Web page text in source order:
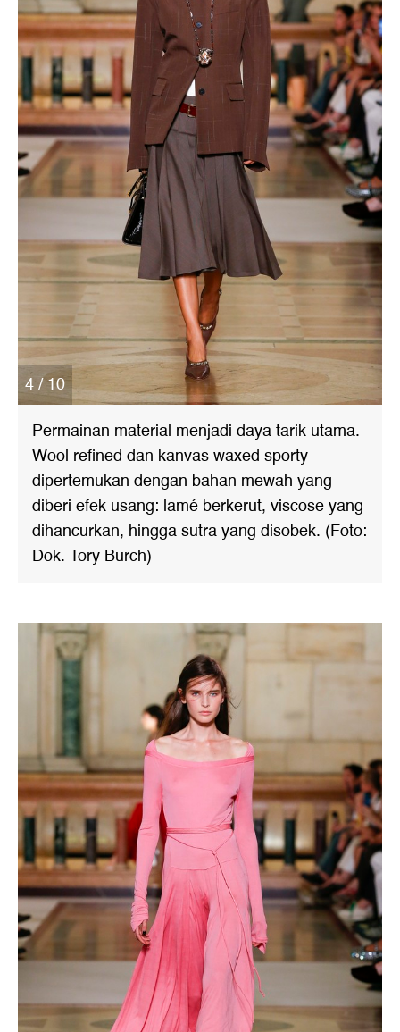
4 / 10
Permainan material menjadi daya tarik utama.
Wool refined dan kanvas waxed sporty
dipertemukan dengan bahan mewah yang
diberi efek usang: lamé berkerut, viscose yang
dihancurkan, hingga sutra yang disobek. (Foto:
Dok. Tory Burch)